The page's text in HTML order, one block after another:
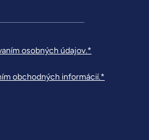
osobných údajov.*
obchodných informácií.*